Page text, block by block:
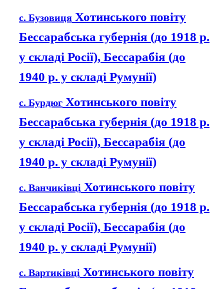
с. Бузовиця Хотинського повіту
Бессарабська губернія (до 1918 р.
у складі Росії), Бессарабія (до
1940 р. у складі Румунії)
с. Бурдюг Хотинського повіту
Бессарабська губернія (до 1918 р.
у складі Росії), Бессарабія (до
1940 р. у складі Румунії)
с. Ванчиківці Хотинського повіту
Бессарабська губернія (до 1918 р.
у складі Росії), Бессарабія (до
1940 р. у складі Румунії)
с. Вартиківці Хотинського повіту